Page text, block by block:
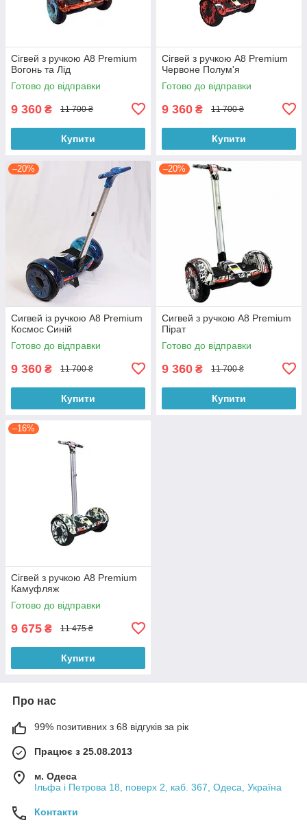
Сігвей з ручкою А8 Premium
Вогонь та Лід
Готово до відправки
9 360 ₴ 11 700 ₴
Купити
Сігвей з ручкою А8 Premium
Червоне Полум'я
Готово до відправки
9 360 ₴ 11 700 ₴
Купити
–20%
Сигвей із ручкою А8 Premium
Космос Синій
Готово до відправки
9 360 ₴ 11 700 ₴
Купити
–20%
Сигвей з ручкою А8 Premium
Пірат
Готово до відправки
9 360 ₴ 11 700 ₴
Купити
–16%
Сігвей з ручкою А8 Premium
Камуфляж
Готово до відправки
9 675 ₴ 11 475 ₴
Купити
Про нас
99% позитивних з 68 відгуків за рік
Працює з 25.08.2013
м. Одеса
Ільфа і Петрова 18, поверх 2, каб. 367, Одеса, Україна
Контакти